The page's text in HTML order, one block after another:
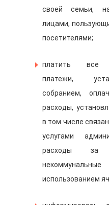
своей семьи,
лицами,
посетителями;
платить все
платежи,
собранием,
расходы,
в том числе
услугами
расходы за
использованием